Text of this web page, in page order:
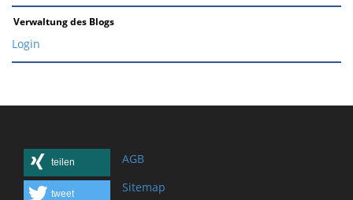
Verwaltung des Blogs
Login
teilen
tweet
AGB
Sitemap